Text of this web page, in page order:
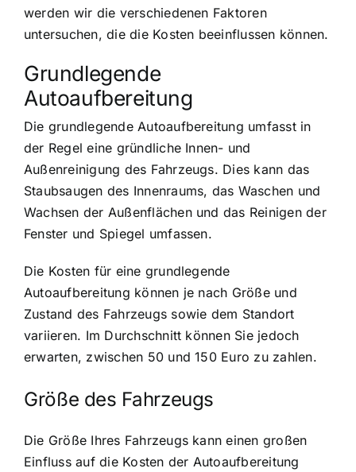
werden wir die verschiedenen Faktoren
untersuchen, die die Kosten beeinflussen können.
Grundlegende
Autoaufbereitung
Die grundlegende Autoaufbereitung umfasst in
der Regel eine gründliche Innen- und
Außenreinigung des Fahrzeugs. Dies kann das
Staubsaugen des Innenraums, das Waschen und
Wachsen der Außenflächen und das Reinigen der
Fenster und Spiegel umfassen.
Die Kosten für eine grundlegende
Autoaufbereitung können je nach Größe und
Zustand des Fahrzeugs sowie dem Standort
variieren. Im Durchschnitt können Sie jedoch
erwarten, zwischen 50 und 150 Euro zu zahlen.
Größe des Fahrzeugs
Die Größe Ihres Fahrzeugs kann einen großen
Einfluss auf die Kosten der Autoaufbereitung